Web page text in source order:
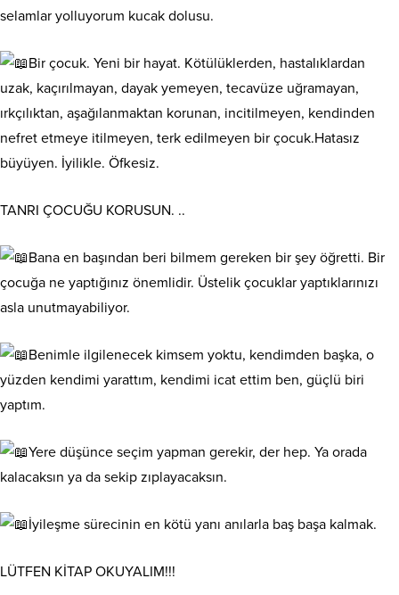
selamlar yolluyorum kucak dolusu.
Bir çocuk. Yeni bir hayat. Kötülüklerden, hastalıklardan
uzak, kaçırılmayan, dayak yemeyen, tecavüze uğramayan,
ırkçılıktan, aşağılanmaktan korunan, incitilmeyen, kendinden
nefret etmeye itilmeyen, terk edilmeyen bir çocuk.Hatasız
büyüyen. İyilikle. Öfkesiz.
TANRI ÇOCUĞU KORUSUN. ..
Bana en başından beri bilmem gereken bir şey öğretti. Bir
çocuğa ne yaptığınız önemlidir. Üstelik çocuklar yaptıklarınızı
asla unutmayabiliyor.
Benimle ilgilenecek kimsem yoktu, kendimden başka, o
yüzden kendimi yarattım, kendimi icat ettim ben, güçlü biri
yaptım.
Yere düşünce seçim yapman gerekir, der hep. Ya orada
kalacaksın ya da sekip zıplayacaksın.
İyileşme sürecinin en kötü yanı anılarla baş başa kalmak.
LÜTFEN KİTAP OKUYALIM!!!